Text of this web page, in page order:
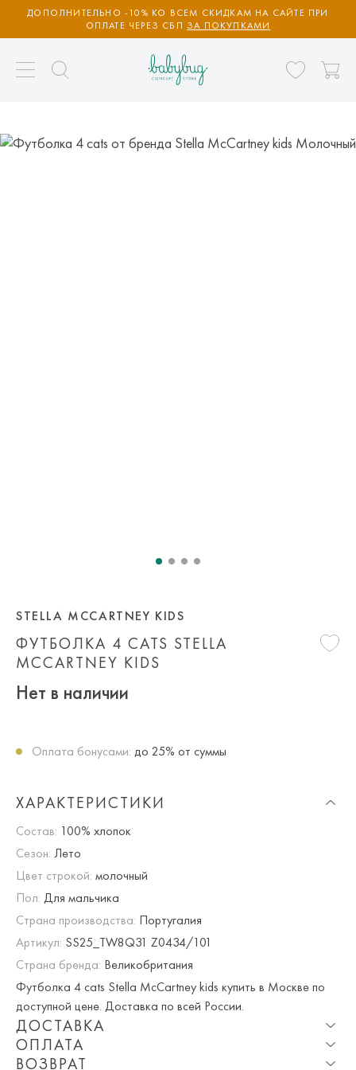
ДОПОЛНИТЕЛЬНО -10% КО ВСЕМ СКИДКАМ НА САЙТЕ ПРИ
ОПЛАТЕ ЧЕРЕЗ СБП ЗА ПОКУПКАМИ
ФУТБОЛКА 4 CATS STELLA
MCCARTNEY KIDS
STELLA MCCARTNEY KIDS
Нет в наличии
Оплата бонусами: до 25% от суммы
ХАРАКТЕРИСТИКИ
Состав: 100% хлопок
Сезон: Лето
Цвет строкой: молочный
Пол: Для мальчика
Страна производства: Португалия
Артикул: SS25_TW8Q31 Z0434/101
Страна бренда: Великобритания
Футболка 4 cats Stella McCartney kids купить в Москве по
доступной цене. Доставка по всей России.
ДОСТАВКА
Опция частичная доставка и примерка доступна для
ОПЛАТА
ВОЗВРАТ